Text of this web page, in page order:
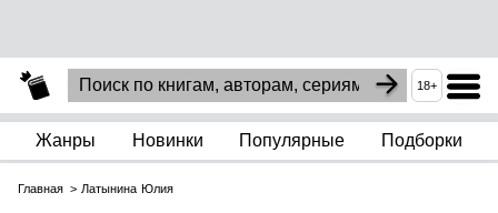
18+
Жанры Новинки Популярные Подборки
Главная Латынина Юлия